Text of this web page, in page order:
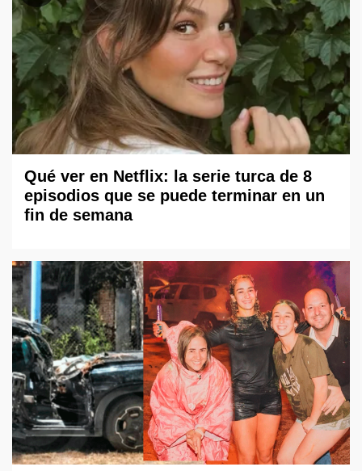
Qué ver en Netflix: la serie turca de 8
episodios que se puede terminar en un
fin de semana